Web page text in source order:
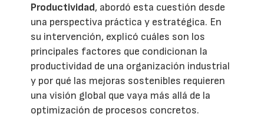
Productividad, abordó esta cuestión desde
una perspectiva práctica y estratégica. En
su intervención, explicó cuáles son los
principales factores que condicionan la
productividad de una organización industrial
y por qué las mejoras sostenibles requieren
una visión global que vaya más allá de la
optimización de procesos concretos.